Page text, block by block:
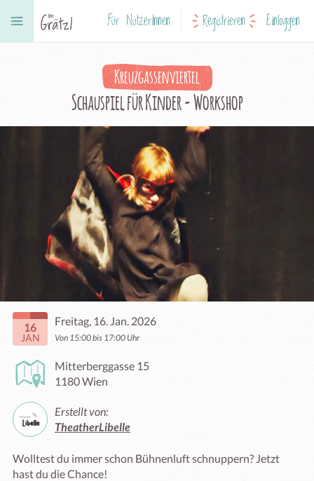
Für NutzerInnen Registrieren Einloggen
Kreuzgassenviertel
Schauspiel für Kinder - Workshop
16
JAN
Freitag, 16. Jan. 2026
Von 15:00 bis 17:00 Uhr
Mitterberggasse 15
1180 Wien
Erstellt von:
TheatherLibelle
Wolltest du immer schon Bühnenluft schnuppern? Jetzt
hast du die Chance!